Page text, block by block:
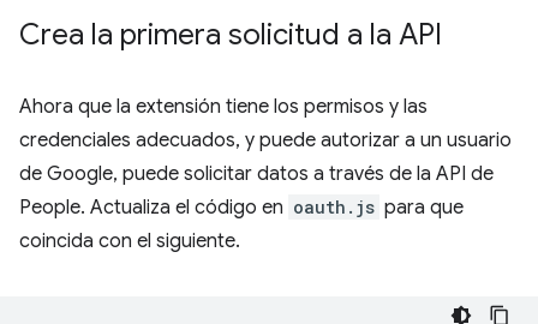
Crea la primera solicitud a la API
Ahora que la extensión tiene los permisos y las
credenciales adecuados, y puede autorizar a un usuario
de Google, puede solicitar datos a través de la API de
People. Actualiza el código en oauth.js para que
coincida con el siguiente.